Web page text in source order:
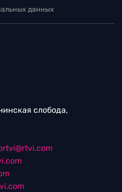
данных
слобода,